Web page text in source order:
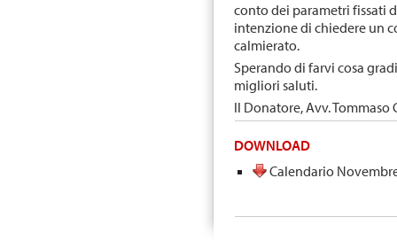
conto dei parametri fissati
intenzione di chiedere un
calmierato.
Sperando di farvi cosa
migliori saluti.
Il Donatore, Avv. Tommaso
DOWNLOAD
Calendario